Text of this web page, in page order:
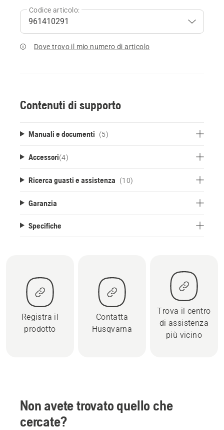
Codice articolo:
Dove trovo il mio numero di articolo
Contenuti di supporto
Manuali e documenti (5)
Accessori(4)
Ricerca guasti e assistenza (10)
Garanzia
Specifiche
Registra il
prodotto
Contatta
Husqvarna
Trova il centro
di assistenza
più vicino
Non avete trovato quello che
cercate?